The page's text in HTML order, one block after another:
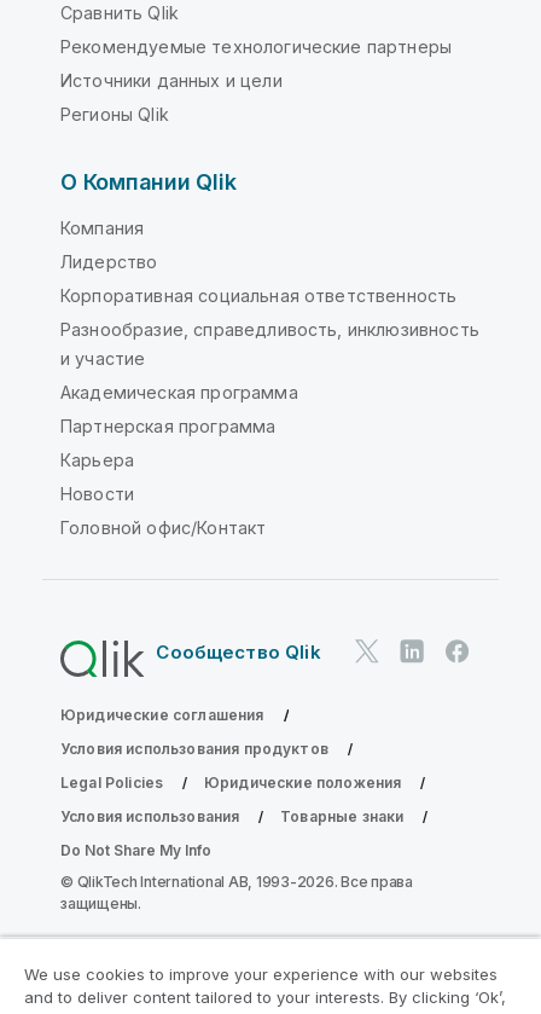
Сравнить Qlik
Рекомендуемые технологические партнеры
Источники данных и цели
Регионы Qlik
О Компании Qlik
Компания
Лидерство
Корпоративная социальная ответственность
Разнообразие, справедливость, инклюзивность
и участие
Академическая программа
Партнерская программа
Карьера
Новости
Головной офис/Контакт
Сообщество Qlik
Юридические соглашения
Условия использования продуктов
Legal Policies
Юридические положения
Условия использования
Товарные знаки
Do Not Share My Info
© QlikTech International AB, 1993-2026. Все права
защищены.
Присоединяйтесь к программе
We use cookies to improve your experience with our websites
and to deliver content tailored to your interests. By clicking ‘Ok’,